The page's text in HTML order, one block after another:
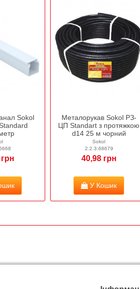
Sokol
Металорукав Sokol РЗ-
ЦП Standart з протяжкою
d14 25 м чорний
Sokol
2.2.3.68679
40,98 грн
У Кошик